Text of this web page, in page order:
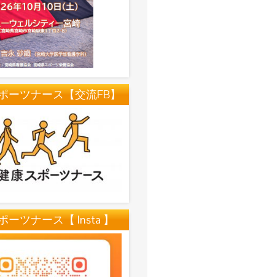
ーツナース【交流FB】
ーツナース【 Insta 】